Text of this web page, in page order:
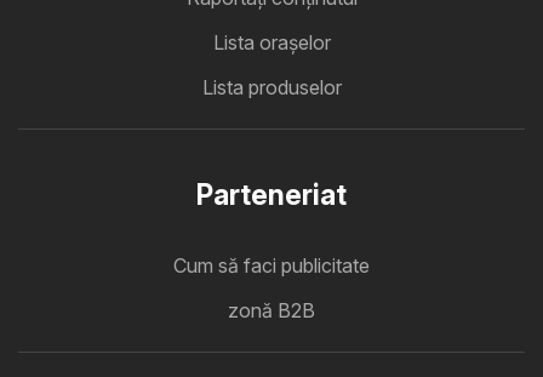
Lista oraşelor
Lista produselor
Parteneriat
Cum să faci publicitate
zonă B2B